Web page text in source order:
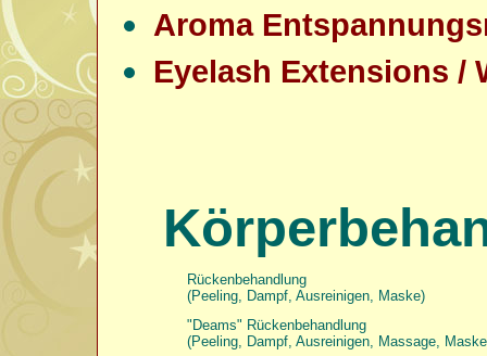
Aroma
Eyelash Extensions /
Rückenbehandlung
(Peeling, Dampf, Ausreinigen, Maske)
"Deams" Rückenbehandlung
(Peeling, Dampf, Ausreinigen, Massage,